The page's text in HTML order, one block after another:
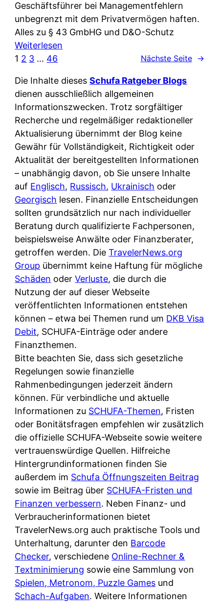
t
e
D
a
t
e
n
w
i
r
k
l
i
c
h
?
c
h
e
n
n
d
e
r
n
u
n
k
t
i
o
n
i
e
r
e
n
r
u
s
s
i
s
h
e
B
a
n
k
k
a
r
t
e
n
M
I
R
u
e
r
A
p
p
&
O
n
l
i
n
e
:
W
a
s
i
s
t
w
i
r
k
l
i
c
h
k
o
s
t
e
n
l
o
s
u
n
d
w
Geschäftsführer bei Managementfehlern
unbegrenzt mit dem Privatvermögen haften.
Alles zu § 43 GmbHG und D&O-Schutz
Weiterlesen
b
H
-
M
y
t
h
o
s
:
W
e
n
n
d
e
r
S
c
h
u
t
z
d
e
r
F
i
r
m
a
a
m
p
r
i
v
a
t
e
1 2 3 … 46 Nächste Seite →
Die Inhalte diesesSchufa Ratgeber Blogs
dienen ausschließlich allgemeinen
Informationszwecken. Trotz sorgfältiger
Recherche und regelmäßiger redaktioneller
Aktualisierung übernimmt der Blog keine
Gewähr für Vollständigkeit, Richtigkeit oder
Aktualität der bereitgestellten Informationen
– unabhängig davon, ob Sie unsere Inhalte
auf Englisch, Russisch, Ukrainisch oder
Georgisch lesen. Finanzielle Entscheidungen
sollten grundsätzlich nur nach individueller
Beratung durch qualifizierte Fachpersonen,
beispielsweise Anwälte oder Finanzberater,
getroffen werden. DieTravelerNews.org
Group übernimmt keine Haftung für mögliche
Schäden oderVerluste, die durch die
Nutzung der auf dieser Webseite
veröffentlichten Informationen entstehen
können – etwa bei Themen rund um DKB Visa
Debit, SCHUFA-Einträge oder andere
Finanzthemen.
Bitte beachten Sie, dass sich gesetzliche
Regelungen sowie finanzielle
Rahmenbedingungen jederzeit ändern
können. Für verbindliche und aktuelle
Informationen zu SCHUFA-Themen, Fristen
oder Bonitätsfragen empfehlen wir zusätzlich
die offizielle SCHUFA-Webseite sowie weitere
vertrauenswürdige Quellen. Hilfreiche
Hintergrundinformationen finden Sie
außerdem im Schufa Öffnungszeiten Beitrag
sowie im Beitrag über SCHUFA-Fristen und
Finanzen verbessern. Neben Finanz- und
Verbraucherinformationen bietet
TravelerNews.org auch praktische Tools und
Unterhaltung, darunter den Barcode
Checker, verschiedene Online-Rechner &
Textminimierung sowie eine Sammlung von
Spielen, Metronom, Puzzle Games und
Schach-Aufgaben. Weitere Informationen